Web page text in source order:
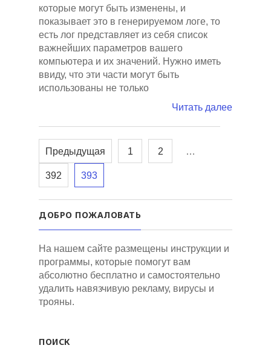
которые могут быть изменены, и
показывает это в генерируемом логе, то
есть лог представляет из себя список
важнейших параметров вашего
компьютера и их значений. Нужно иметь
ввиду, что эти части могут быть
использованы не только
Читать далее
Предыдущая 1 2 …
392 393
ДОБРО ПОЖАЛОВАТЬ
На нашем сайте размещены инструкции и
программы, которые помогут вам
абсолютно бесплатно и самостоятельно
удалить навязчивую рекламу, вирусы и
трояны.
ПОИСК